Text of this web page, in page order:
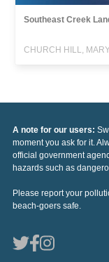
Southeast Creek
CHURCH HILL,
A note for our users:
moment you ask for it.
official government
hazards such as
Please report your
beach-goers safe.